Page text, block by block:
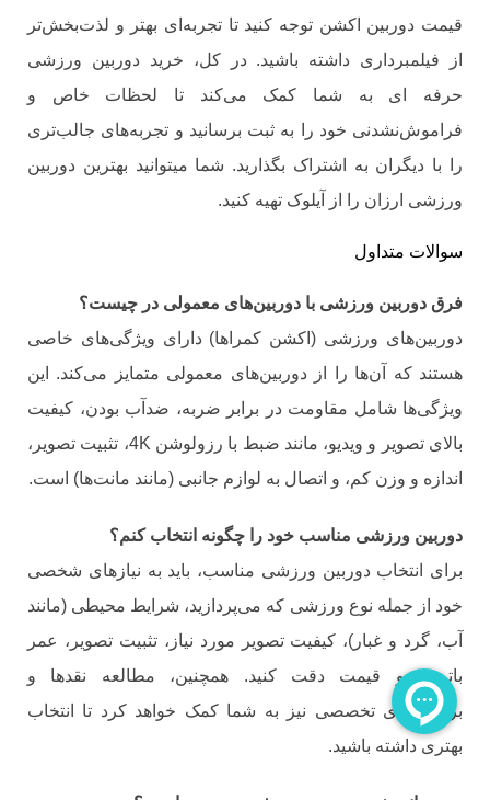
قیمت دوربین اکشن توجه کنید تا تجربه‌ای بهتر و لذت‌بخش‌تر
از فیلمبرداری داشته باشید. در کل، خرید دوربین ورزشی
حرفه ای به شما کمک می‌کند تا لحظات خاص و
فراموش‌نشدنی خود را به ثبت برسانید و تجربه‌های جالب‌تری
را با دیگران به اشتراک بگذارید. شما میتوانید بهترین دوربین
ورزشی ارزان را از آیلوک تهیه کنید.
سوالات متداول
فرق دوربین ورزشی با دوربین‌های معمولی در چیست؟
دوربین‌های ورزشی (اکشن کمراها) دارای ویژگی‌های خاصی
هستند که آن‌ها را از دوربین‌های معمولی متمایز می‌کند. این
ویژگی‌ها شامل مقاومت در برابر ضربه، ضدآب بودن، کیفیت
بالای تصویر و ویدیو، مانند ضبط با رزولوشن 4K، تثبیت تصویر،
اندازه و وزن کم، و اتصال به لوازم جانبی (مانند مانت‌ها) است.
دوربین ورزشی مناسب خود را چگونه انتخاب کنم؟
برای انتخاب دوربین ورزشی مناسب، باید به نیازهای شخصی
خود از جمله نوع ورزشی که می‌پردازید، شرایط محیطی (مانند
آب، گرد و غبار)، کیفیت تصویر مورد نیاز، تثبیت تصویر، عمر
باتری، و قیمت دقت کنید. همچنین، مطالعه نقدها و
بررسی‌های تخصصی نیز به شما کمک خواهد کرد تا انتخاب
بهتری داشته باشید.